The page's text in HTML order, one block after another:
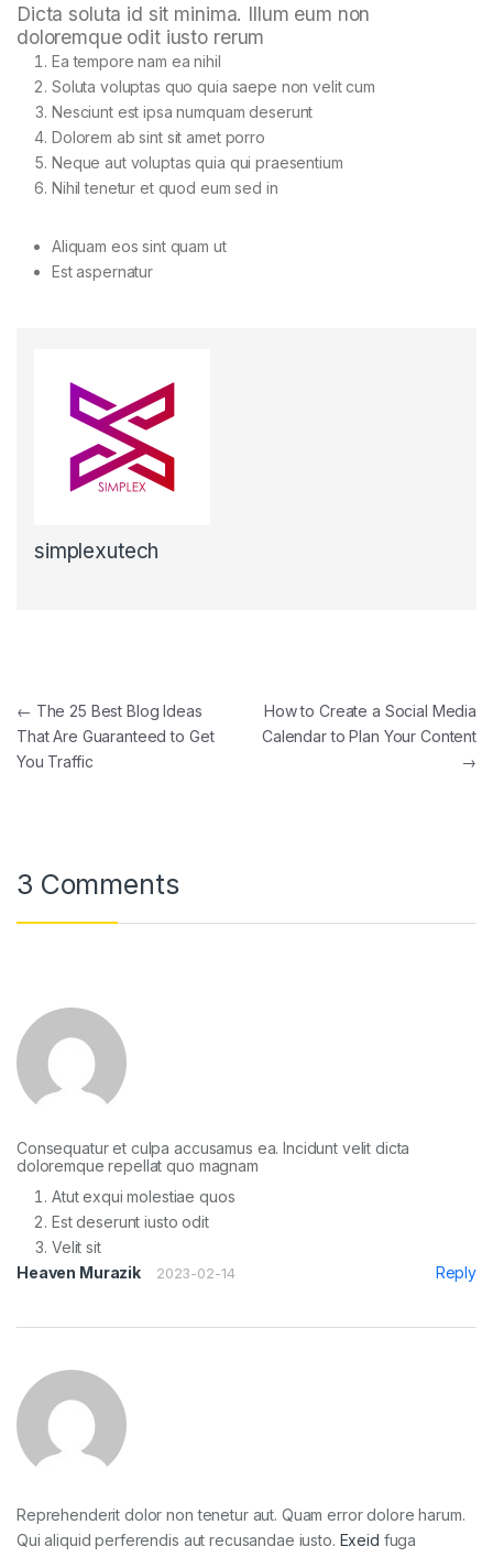
Dicta soluta id sit minima. Illum eum non
doloremque odit iusto rerum
Ea tempore nam ea nihil
Soluta voluptas quo quia saepe non velit cum
Nesciunt est ipsa numquam deserunt
Dolorem ab sint sit amet porro
Neque aut voluptas quia qui praesentium
Nihil tenetur et quod eum sed in
Aliquam eos sint quam ut
Est aspernatur
simplexutech
← The 25 Best Blog Ideas
That Are Guaranteed to Get
You Traffic
How to Create a Social Media
Calendar to Plan Your Content
→
3 Comments
Consequatur et culpa accusamus ea. Incidunt velit dicta
doloremque repellat quo magnam
Atut exqui molestiae quos
Est deserunt iusto odit
Velit sit
Heaven Murazik
2023-02-14 Reply
Reprehenderit dolor non tenetur aut. Quam error dolore harum.
Qui aliquid perferendis aut recusandae iusto. Exeid fuga